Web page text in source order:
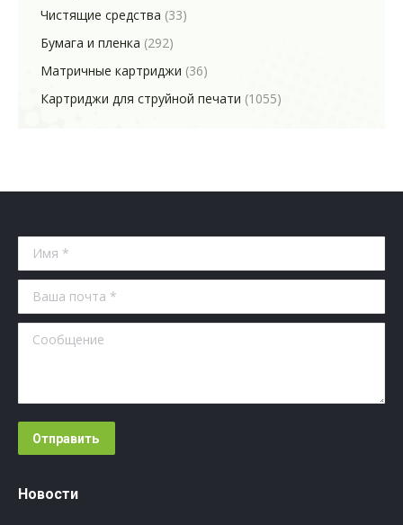
Чистящие средства (33)
Бумага и пленка (292)
Матричные картриджи (36)
Картриджи для струйной печати (1055)
Имя *
Ваша почта *
Сообщение
Отправить
Новости